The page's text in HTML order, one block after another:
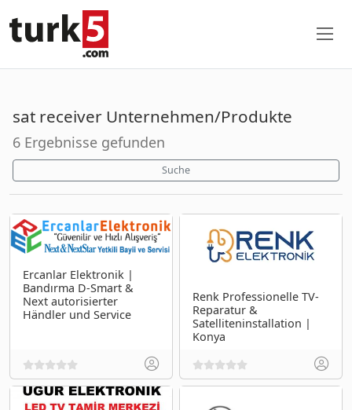
sat receiver Unternehmen/Produkte
6 Ergebnisse gefunden
Suche
Ercanlar Elektronik |
Bandırma D-Smart &
Next autorisierter
Händler und Service
Renk Professionelle TV-
Reparatur &
Satelliteninstallation |
Konya